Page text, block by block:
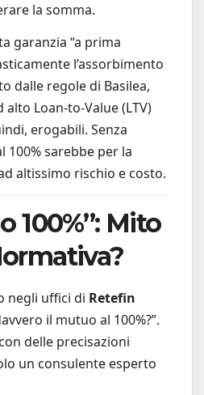
la somma.
garanzia “a prima
l’assorbimento
dalle regole di Basilea,
Loan-to-Value (LTV)
erogabili. Senza
100% sarebbe per la
altissimo rischio e costo.
100%”: Mito
negli uffici di Retefin
il mutuo al 100%?”.
delle precisazioni
un consulente esperto